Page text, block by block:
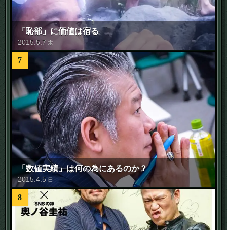
「恥部」に価値は宿る
2015 5 .7 木
7
「数値実績」は何の為にあるのか？
2015 .4 .5 日
8